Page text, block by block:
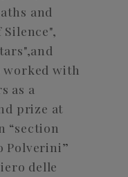
and
Silence",
worked with
as a
prize at
“section
Polverini”
delle